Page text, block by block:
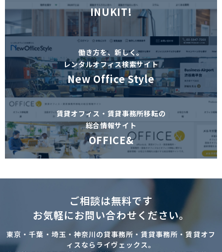
INUKIT!
働き方を、新しく。
レンタルオフィス検索サイト
New Office Style
賃貸オフィス・賃貸事務所移転の
総合情報サイト
OFFICE&
ご相談は無料です
お気軽にお問い合わせください。
東京・千葉・埼玉・神奈川の貸事務所・賃貸事務所・賃貸オフ
ィスならライヴェックス。